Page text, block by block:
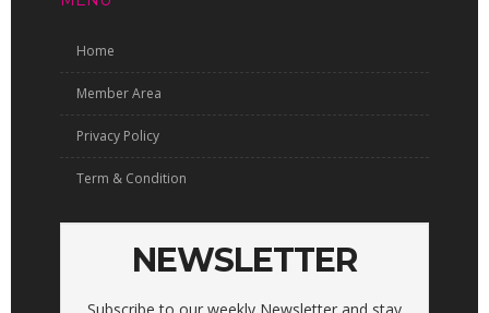
Home
Member Area
Privacy Policy
Term & Condition
NEWSLETTER
Subscribe to our weekly Newsletter and stay